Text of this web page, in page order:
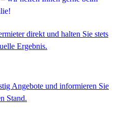
direkt und halten Sie stets
Ergebnis.
Angebote und informieren Sie
Stand.